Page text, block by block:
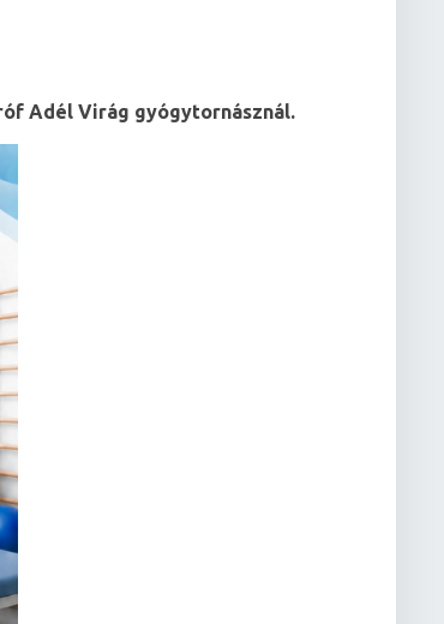
Adél Virág gyógytornásznál.